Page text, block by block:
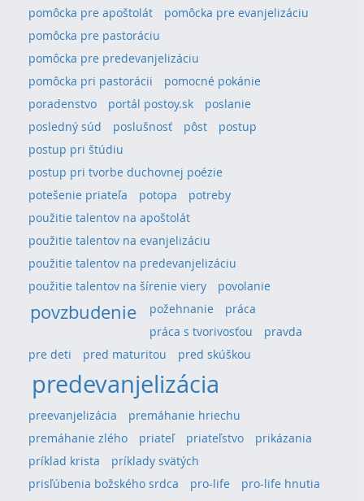
pomôcka pre apoštolát
pomôcka pre evanjelizáciu
pomôcka pre pastoráciu
pomôcka pre predevanjelizáciu
pomôcka pri pastorácii
pomocné pokánie
poradenstvo
portál postoy.sk
poslanie
posledný súd
poslušnosť pôst
postup
postup pri štúdiu
postup pri tvorbe duchovnej poézie
potešenie priateľa
potopa
potreby
použitie talentov na apoštolát
použitie talentov na evanjelizáciu
použitie talentov na predevanjelizáciu
použitie talentov na šírenie viery
povolanie
povzbudenie požehnanie
práca
práca s tvorivosťou
pravda
pre deti
pred maturitou pred skúškou
predevanjelizácia
preevanjelizácia
premáhanie hriechu
premáhanie zlého
priateľ priateľstvo
prikázania
príklad krista
príklady svätých
prisľúbenia božského srdca
pro-life
pro-life hnutia